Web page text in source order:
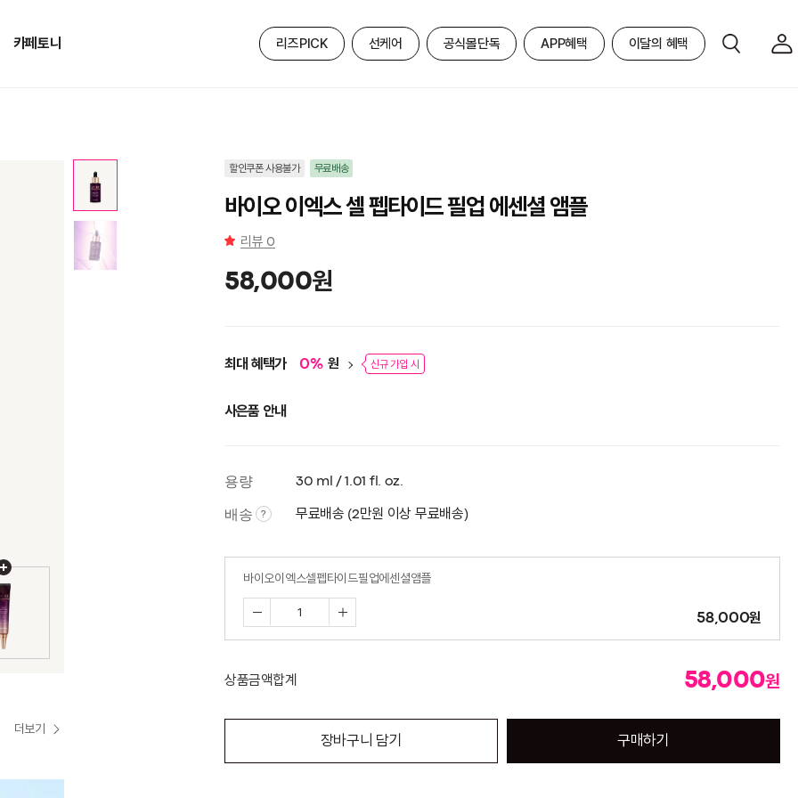
카페토니 리즈PICK 선케어 공식몰단독 APP혜택 이달의 혜택
더보기
할인쿠폰 사용불가 무료배송
바이오 이엑스 셀 펩타이드 필업 에센셜 앰플
리뷰 0
58,000원
최대 혜택가 0% 원 신규 가입 시
사은품 안내
용량 30 ml / 1.01 fl. oz.
배송 ? 무료배송 (2만원 이상 무료배송)
바이오이엑스셀펩타이드필업에센셜앰플
58,000원
상품금액합계 58,000원
장바구니 담기 구매하기